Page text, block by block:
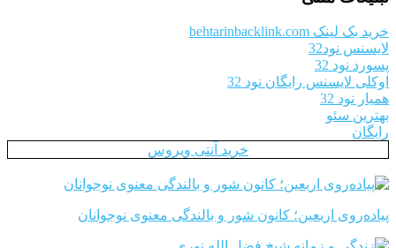
خرید بک لینک behtarinbacklink.com
لایسنس نود32
پسورد نود 32
اوکلی لایسنس رایگان نود 32
همیار نود 32
بهترین سئو
رایگان
خرید آنتی ویروس
پیاده‌روی اربعین؛ کانون شور و بالندگی معنوی نوجوانان